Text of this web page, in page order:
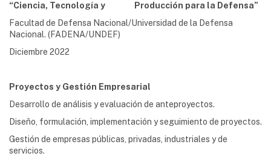
“Ciencia, Tecnología y Producción para la Defensa”
Facultad de Defensa Nacional/Universidad de la Defensa
Nacional. (FADENA/UNDEF)
Diciembre 2022
Proyectos y Gestión Empresarial
Desarrollo de análisis y evaluación de anteproyectos.
Diseño, formulación, implementación y seguimiento de proyectos.
Gestión de empresas públicas, privadas, industriales y de
servicios.